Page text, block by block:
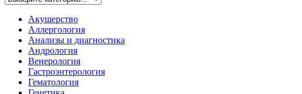
Акушерство
Аллергология
Анализы и диагностика
Андрология
Венерология
Гастроэнтерология
Гематология